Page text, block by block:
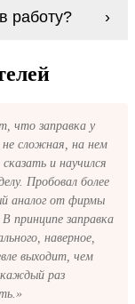
можно
первом
работу?
с копией
вы не
сервис
что заправка у
не сложная, на нем
и научился
Пробовал более
аналог от фирмы
принципе заправка
наверное,
выходит, чем
каждый раз